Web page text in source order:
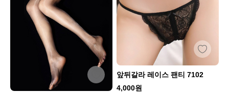
앞뒤갈라 레이스 팬티 7102
4,000원